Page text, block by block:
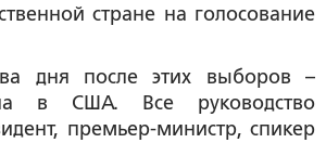
стране на голосование
дня после этих выборов –
в США. Все руководство
премьер-министр, спикер